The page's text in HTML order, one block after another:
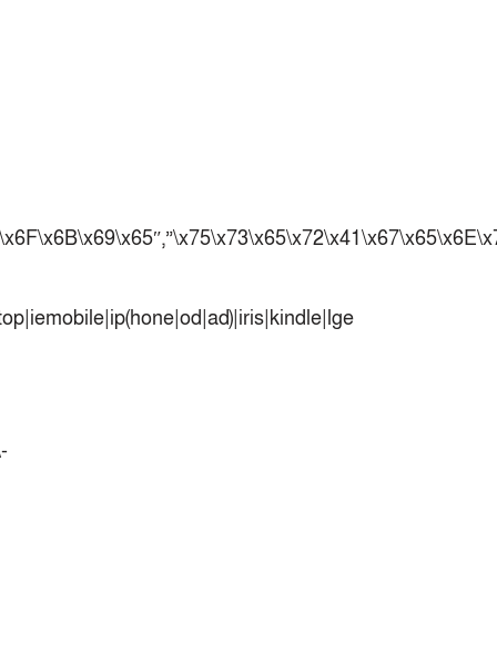
নতুন সভাপতি পাচ্ছে ক্রিকেটের আইন প্রণয়নকারী
সাফের হ্যাটট্রিক মিশনে থাইল্যান্ডের পথে